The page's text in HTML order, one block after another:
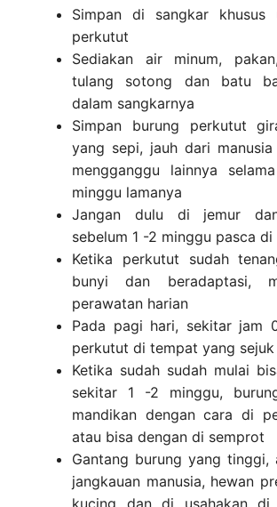
Simpan di sangkar khusus
perkutut
Sediakan air minum,
tulang sotong dan batu
dalam sangkarnya
Simpan burung perkutut
yang sepi, jauh dari
mengganggu lainnya
minggu lamanya
Jangan dulu di jemur
sebelum 1 -2 minggu pasca di
Ketika perkutut sudah
bunyi dan beradaptasi,
perawatan harian
Pada pagi hari, sekitar jam
perkutut di tempat yang sejuk
Ketika sudah sudah mulai
sekitar 1 -2 minggu,
mandikan dengan cara di
atau bisa dengan di semprot
Gantang burung yang tinggi,
jangkauan manusia, hewan